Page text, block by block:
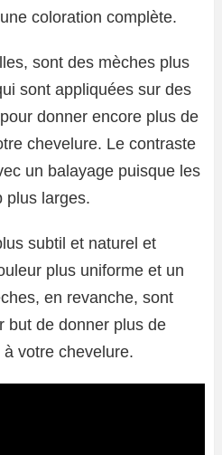
coloration complète.
sont des mèches plus
sont appliquées sur des
donner encore plus de
chevelure. Le contraste
un balayage puisque les
plus larges.
subtil et naturel et
plus uniforme et un
en revanche, sont
but de donner plus de
votre chevelure.